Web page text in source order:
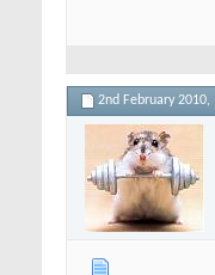
2nd February 2010,